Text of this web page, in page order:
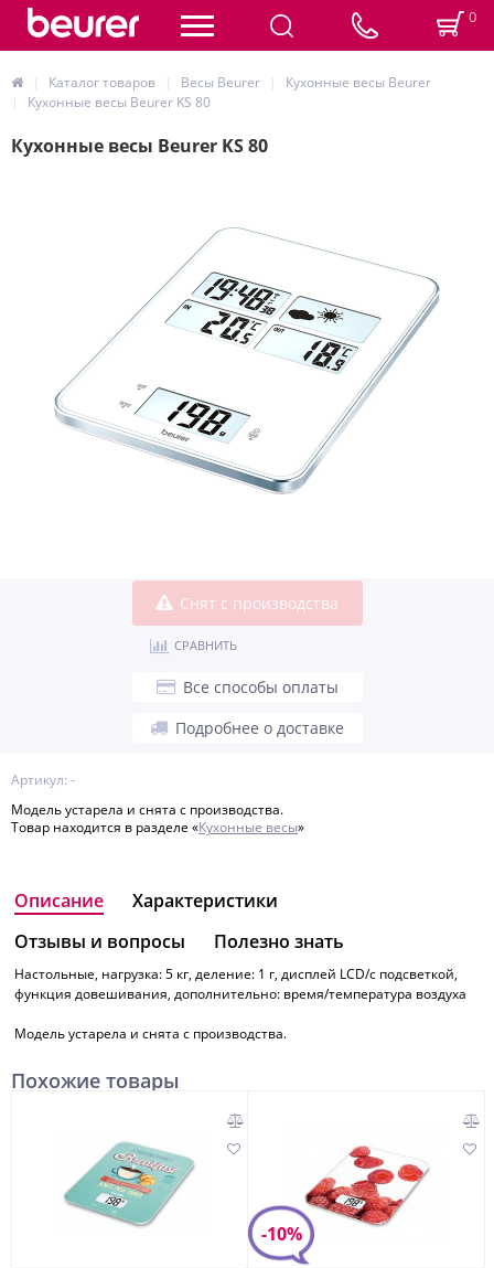
0
Каталог товаров Весы Beurer
Кухонные весы Beurer
Кухонные весы Beurer KS 80
Кухонные весы Beurer KS 80
Артикул: -
Модель устарела и снята с производства.
Товар находится в разделе «Кухонные весы»
Снят с производства
СРАВНИТЬ
Все способы оплаты
Подробнее о доставке
Описание
Характеристики
Отзывы и вопросы
Полезно знать
Настольные, нагрузка: 5 кг, деление: 1 г, дисплей LCD/с подсветкой,
функция довешивания, дополнительно: время/температура воздуха
Модель устарела и снята с производства.
Похожие товары
-10%